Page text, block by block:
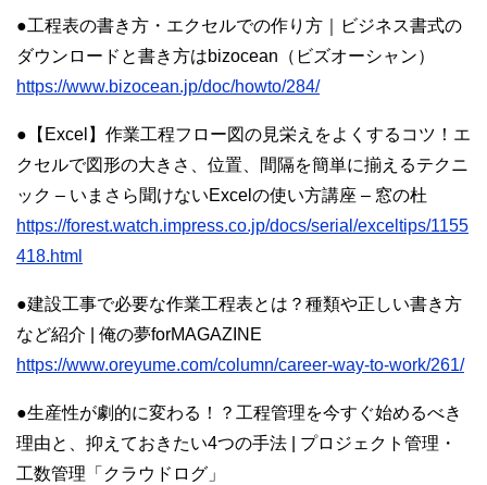
●工程表の書き方・エクセルでの作り方｜ビジネス書式の
ダウンロードと書き方はbizocean（ビズオーシャン）
https://www.bizocean.jp/doc/howto/284/
●【Excel】作業工程フロー図の見栄えをよくするコツ！エ
クセルで図形の大きさ、位置、間隔を簡単に揃えるテクニ
ック – いまさら聞けないExcelの使い方講座 – 窓の杜
https://forest.watch.impress.co.jp/docs/serial/exceltips/1155
418.html
●建設工事で必要な作業工程表とは？種類や正しい書き方
など紹介 | 俺の夢forMAGAZINE
https://www.oreyume.com/column/career-way-to-work/261/
●生産性が劇的に変わる！？工程管理を今すぐ始めるべき
理由と、抑えておきたい4つの手法 | プロジェクト管理・
工数管理「クラウドログ」